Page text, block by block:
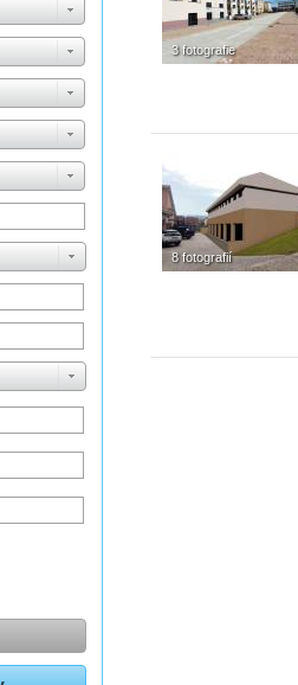
3 fotografie
8 fotografií